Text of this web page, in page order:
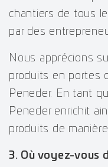
chantiers de tous
par des
Nous apprécions
produits en portes
Peneder. En tant
Peneder enrichit
produits de
3. Où voyez-vous